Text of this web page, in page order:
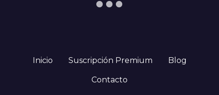
Inicio Suscripción Premium Blog
Contacto